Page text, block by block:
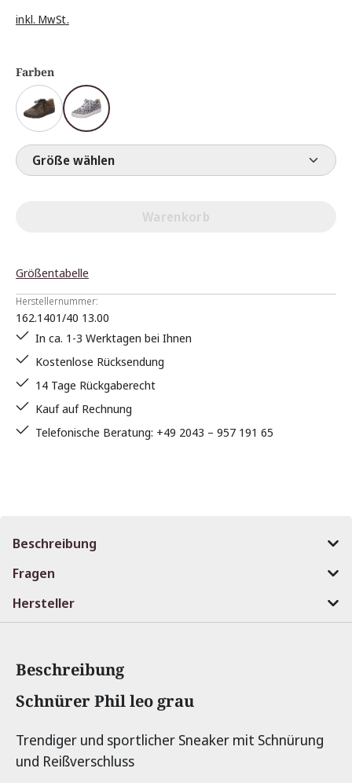
inkl. MwSt.
Farben
Größe wählen
Warenkorb
Größentabelle
Herstellernummer:
162.1401/40 13.00
In ca. 1-3 Werktagen bei Ihnen
Kostenlose Rücksendung
14 Tage Rückgaberecht
Kauf auf Rechnung
Telefonische Beratung: +49 2043 – 957 191 65
Beschreibung
Fragen
Hersteller
Beschreibung
Produktinformationen
Schnürer Phil leo grau
Trendiger und sportlicher Sneaker mit Schnürung
und Reißverschluss